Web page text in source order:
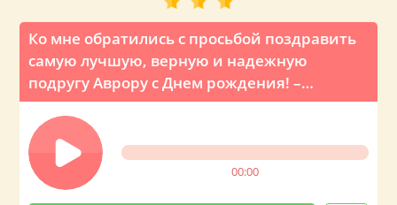
Ко мне обратились с просьбой поздравить
самую лучшую, верную и надежную
подругу Аврору с Днем рождения! –
голосовое поздравление от главы
государства
00:00